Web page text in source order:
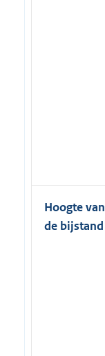
Hoogte van
de bijstand